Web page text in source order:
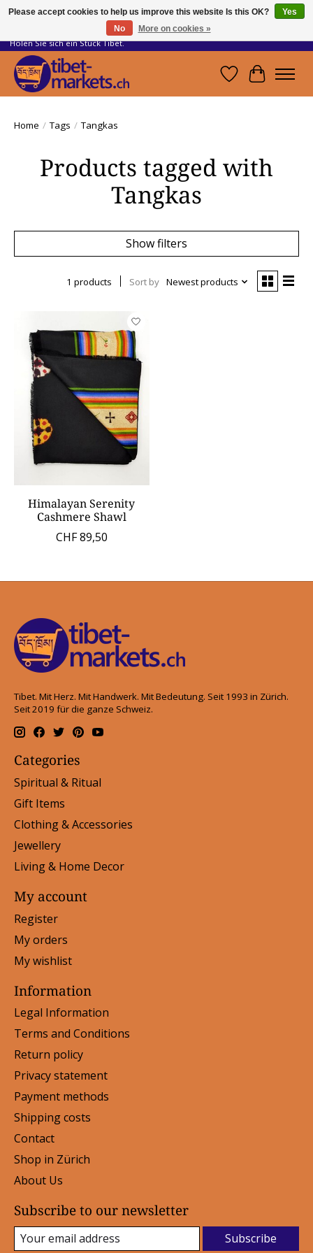
Handwerkskunst vom Dach der Welt.
Holen Sie sich ein Stück Tibet.
WishlistCart
Home / Tags / Tangkas
Products tagged with
Tangkas
Show filters
1 products Sort by Newest products
Himalayan Serenity
Cashmere Shawl
CHF 89,50
Tibet. Mit Herz. Mit Handwerk. Mit Bedeutung. Seit 1993 in Zürich.
Seit 2019 für die ganze Schweiz.
Categories
Spiritual & Ritual
Gift Items
Clothing & Accessories
Jewellery
Living & Home Decor
My account
Register
My orders
My wishlist
Information
Legal Information
Terms and Conditions
Return policy
Privacy statement
Payment methods
Shipping costs
Contact
Shop in Zürich
About Us
Subscribe to our newsletter
Subscribe
Please accept cookies to help us improve this website Is this OK?
Yes
No
More on cookies »